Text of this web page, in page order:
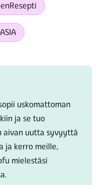
uskomattoman
ja se tuo
aivan uutta syvyyttä
ja kerro meille,
mielestäsi